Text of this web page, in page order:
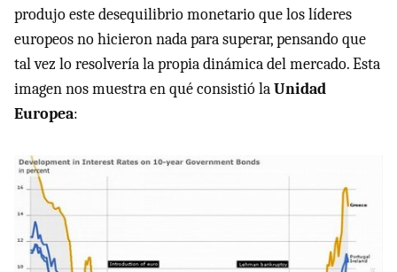
produjo este desequilibrio monetario que los líderes
europeos no hicieron nada para superar, pensando que
tal vez lo resolvería la propia dinámica del mercado. Esta
imagen nos muestra en qué consistió laUnidad
Europea: